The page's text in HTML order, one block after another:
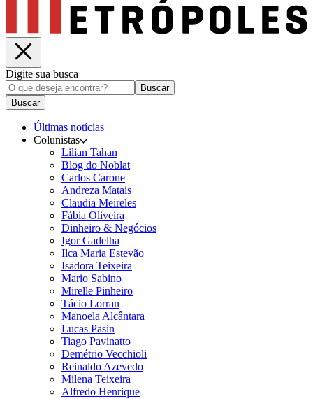
Digite sua busca
Buscar
Buscar
Últimas notícias
Colunistas
Lilian Tahan
Blog do Noblat
Carlos Carone
Andreza Matais
Claudia Meireles
Fábia Oliveira
Dinheiro & Negócios
Igor Gadelha
Ilca Maria Estevão
Isadora Teixeira
Mario Sabino
Mirelle Pinheiro
Tácio Lorran
Manoela Alcântara
Lucas Pasin
Tiago Pavinatto
Demétrio Vecchioli
Reinaldo Azevedo
Milena Teixeira
Alfredo Henrique